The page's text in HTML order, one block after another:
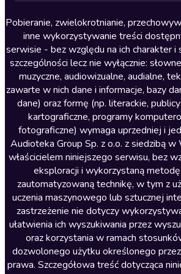
Literatura anglojęzyczna
Literatura faktu
Literatura obyczajowa
Literatura piękna obca
Literatura piękna polska
Nagrania relaksacyjne
Nauka języków
Nauki humanistyczne
Podcasty i audycje
Polityka
Prasa
Religia
Pobieranie, zwielokrotnianie,
inne wykorzystywanie treści
serwisie - bez względu na ich charakter
szczególności lecz nie wyłącznie:
muzyczne, audiowizualne, audialne,
zawarte w nich dane i informacje, bazy
dane) oraz formę (np. literackie,
kartograficzne, programy
fotograficzne) wymaga uprzedniej i
Audioteka Group Sp. z o.o. z siedzibą
właścicielem niniejszego serwisu, bez
eksploracji i wykorzystaną
zautomatyzowaną technikę, w tym z
uczenia maszynowego lub sztucznej
zastrzeżenie nie dotyczy
ułatwienia ich wyszukiwania przez
oraz korzystania w ramach
dozwolonego użytku określonego
prawa. Szczegółowa treść dotycząca